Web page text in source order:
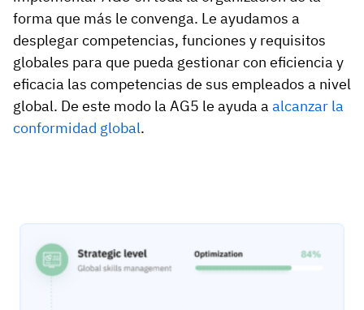
forma que más le convenga. Le ayudamos a
desplegar competencias, funciones y requisitos
globales para que pueda gestionar con eficiencia y
eficacia las competencias de sus empleados a nivel
global. De este modo la AG5 le ayuda aalcanzar la
conformidad global.